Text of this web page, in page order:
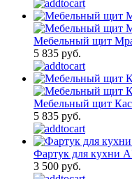
Мебельный щит
5 835 руб.
Мебельный щит
5 835 руб.
Фартук для
3 500 руб.